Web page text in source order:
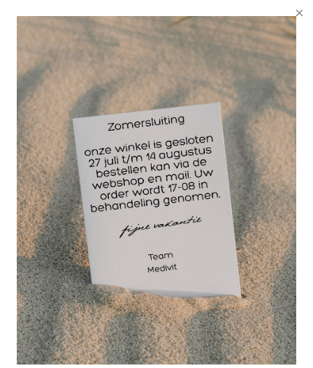
corrigeren de tenen zonder dat je er iets van merkt,
want deze kussentjes zijn zeer zacht en liggen in
de ruimte onder je tenen.
Heb jij last van Hamertenen (klauwtenen)?
Met onze siliconen hamerteenkussentjes verminder
je direct de pijn. Bovendien werken hamerteen
kussentjes corrigerend en is het een effectieve
behandeling. Ze zorgen ervoor dat hamertenen zich
weer moeten strekken bij het afwikkelen van de
voet. Door de corrector gaan ze weer rechter staan.
Bij een hamerteen (ook wel klauwteen genoemd) is
het gewricht tussen het eerste en tweede kootje van
de teen naar beneden gebogen. Door die kromming
'hameren' de tenen tijdens het lopen dus letterlijk op
de grond. Hamertenen ontstaan alleen aan de
tweede, derde of vierde teen. Gelukkig is de
behandeling vrij eenvoudig met de juiste
hulpmiddelen, zoals siliconen kussentjes of een
corrector.